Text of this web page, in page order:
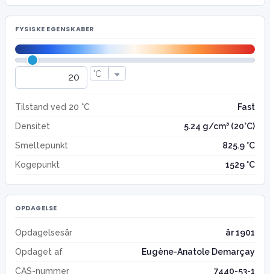
FYSISKE EGENSKABER
Tilstand ved 20 °C
Fast
Densitet
5.24 g/cm³ (20°C)
Smeltepunkt
825.9 °C
Kogepunkt
1529 °C
OPDAGELSE
Opdagelsesår
år 1901
Opdaget af
Eugène-Anatole Demarçay
CAS-nummer
7440-53-1